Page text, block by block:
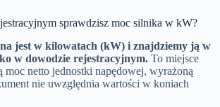
sprawdzisz moc silnika w kW?
jest w kilowatach (kW) i znajdziemy ją w
w dowodzie rejestracyjnym. To miejsce
moc netto jednostki napędowej, wyrażoną
nie uwzględnia wartości w koniach